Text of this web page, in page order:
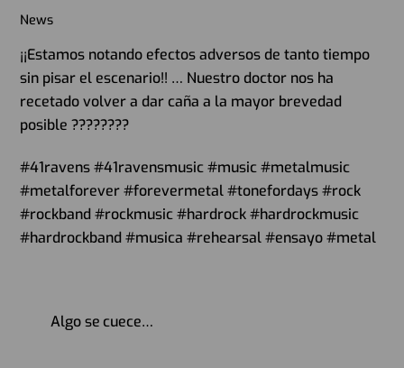
News
¡¡Estamos notando efectos adversos de tanto tiempo
sin pisar el escenario!! … Nuestro doctor nos ha
recetado volver a dar caña a la mayor brevedad
posible ????????
#41ravens #41ravensmusic #music #metalmusic
#metalforever #forevermetal #tonefordays #rock
#rockband #rockmusic #hardrock #hardrockmusic
#hardrockband #musica #rehearsal #ensayo #metal
Algo se cuece…